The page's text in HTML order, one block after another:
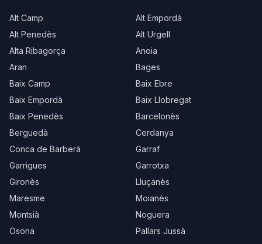
Alt Camp
Alt Empordà
Alt Penedès
Alt Urgell
Alta Ribagorça
Anoia
Aran
Bages
Baix Camp
Baix Ebre
Baix Empordà
Baix Llobregat
Baix Penedès
Barcelonès
Berguedà
Cerdanya
Conca de Barberà
Garraf
Garrigues
Garrotxa
Gironès
Lluçanès
Maresme
Moianès
Montsià
Noguera
Osona
Pallars Jussà